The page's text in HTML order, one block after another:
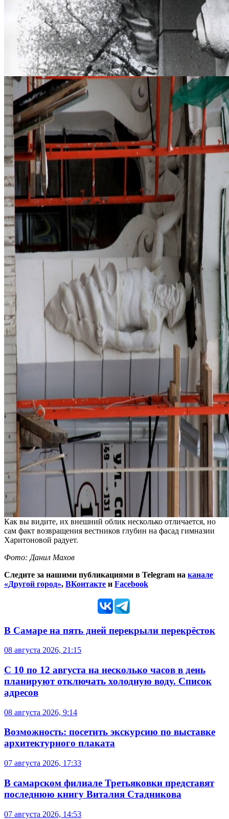
Как вы видите, их внешний облик несколько отличается, но
сам факт возвращения вестников глубин на фасад гимназии
Харитоновой радует.
Фото: Данил Махов
Следите за нашими публикациями в Telegram на канале
«Другой город», ВКонтакте и Facebook
В Самаре на пять дней перекрыли перекрёсток
08 августа 2026, 21:15
С 10 по 12 августа на несколько часов в день
планируют отключать холодную воду. Список
адресов
08 августа 2026, 9:14
Возможность: посетить экскурсию по выставке
архитектурного плаката
07 августа 2026, 17:33
В самарском филиале Третьяковки представят
последнюю книгу Виталия Стадникова
07 августа 2026, 14:53